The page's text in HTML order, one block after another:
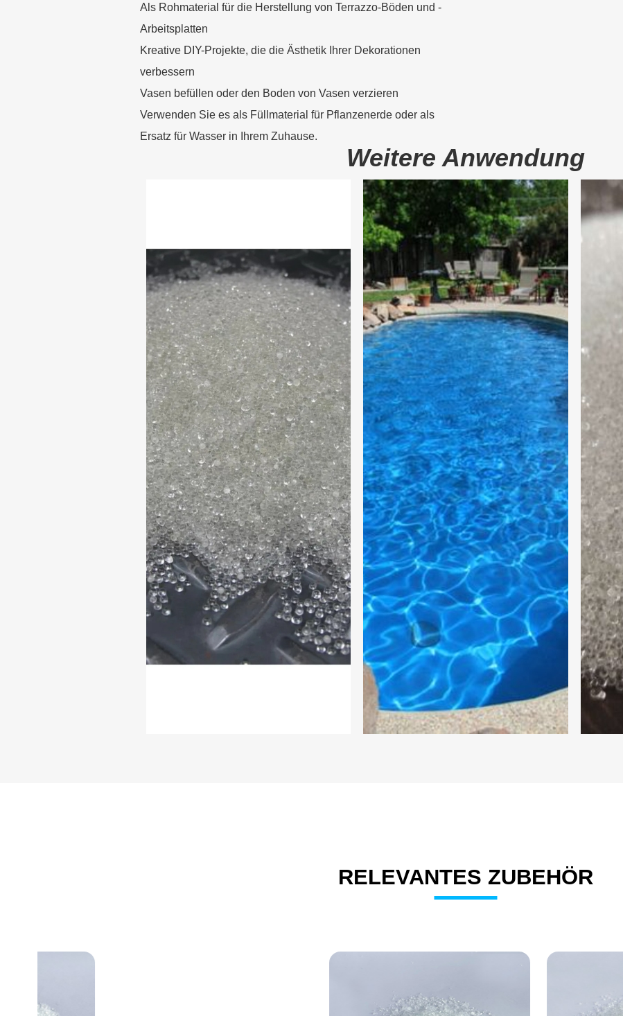
Als Rohmaterial für die Herstellung von Terrazzo-Böden und -
Arbeitsplatten
Kreative DIY-Projekte, die die Ästhetik Ihrer Dekorationen
verbessern
Vasen befüllen oder den Boden von Vasen verzieren
Verwenden Sie es als Füllmaterial für Pflanzenerde oder als
Ersatz für Wasser in Ihrem Zuhause.
Weitere Anwendung
RELEVANTES ZUBEHÖR